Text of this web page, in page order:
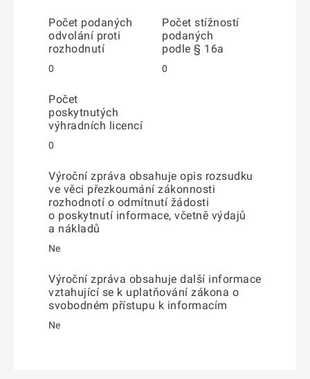
Počet podaných
odvolání proti
rozhodnutí
0
Počet stížností
podaných
podle § 16a
0
Počet
poskytnutých
výhradních licencí
0
Výroční zpráva obsahuje opis rozsudku
ve věci přezkoumání zákonnosti
rozhodnotí o odmítnutí žádosti
o poskytnutí informace, včetně výdajů
a nákladů
Ne
Výroční zpráva obsahuje další informace
vztahující se k uplatňování zákona o
svobodném přístupu k informacím
Ne